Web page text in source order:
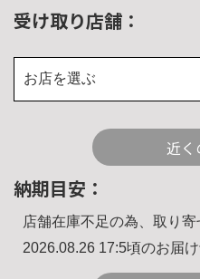
受け取り店舗：
お店を選ぶ
近く
納期目安：
店舗在庫不足の為、取り寄
2026.08.26 17:5頃のお届け